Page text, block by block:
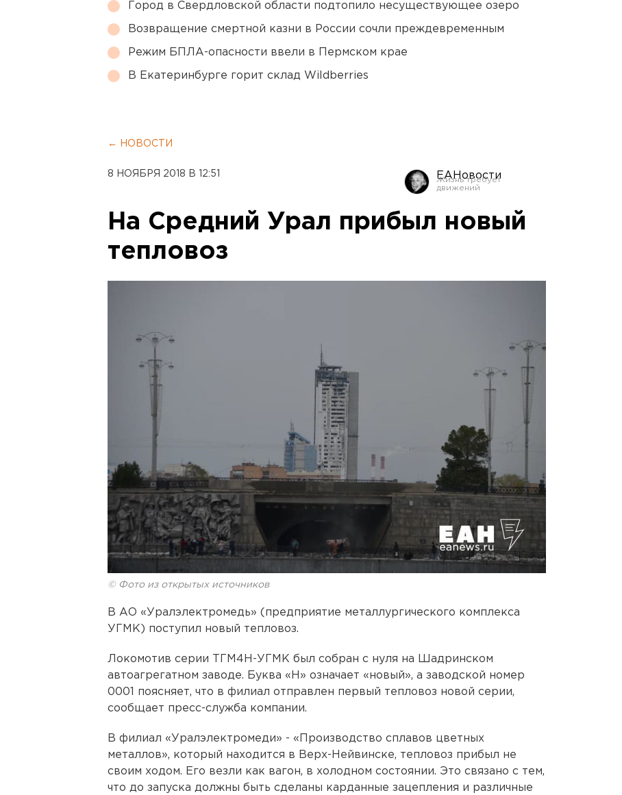
Город в Свердловской области подтопило несуществующее озеро
Возвращение смертной казни в России сочли преждевременным
Режим БПЛА-опасности ввели в Пермском крае
В Екатеринбурге горит склад Wildberries
← НОВОСТИ
8 НОЯБРЯ 2018 В 12:51 ЕАНовости
На Средний Урал прибыл новый
тепловоз
© Фото из открытых источников
В АО «Уралэлектромедь» (предприятие металлургического комплекса
УГМК) поступил новый тепловоз.
Локомотив серии ТГМ4Н-УГМК был собран с нуля на Шадринском
автоагрегатном заводе. Буква «Н» означает «новый», а заводской номер
0001 поясняет, что в филиал отправлен первый тепловоз новой серии,
сообщает пресс-служба компании.
В филиал «Уралэлектромеди» - «Производство сплавов цветных
металлов», который находится в Верх-Нейвинске, тепловоз прибыл не
своим ходом. Его везли как вагон, в холодном состоянии. Это связано с тем,
что до запуска должны быть сделаны карданные зацепления и различные